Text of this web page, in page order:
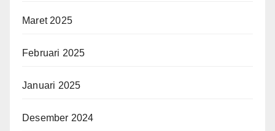
Maret 2025
Februari 2025
Januari 2025
Desember 2024